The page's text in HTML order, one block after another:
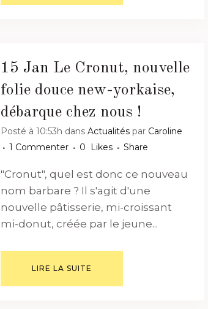
15 Jan Le Cronut, nouvelle
folie douce new-yorkaise,
débarque chez nous !
Posté à 10:53h dans Actualités par Caroline
1 Commenter
0 Likes Share
"Cronut", quel est donc ce nouveau
nom barbare ? Il s'agit d'une
nouvelle pâtisserie, mi-croissant
mi-donut, créée par le jeune...
LIRE LA SUITE